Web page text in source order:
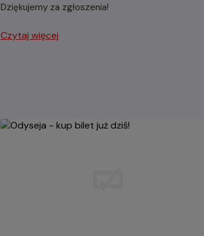
Dziękujemy za zgłoszenia!
Czytaj więcej